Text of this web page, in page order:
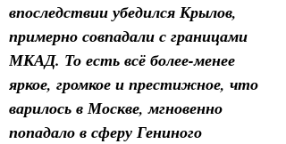
впоследствии убедился Крылов,
примерно совпадали с границами
МКАД. То есть всё более-менее
яркое, громкое и престижное, что
варилось в Москве, мгновенно
попадало в сферу Гениного